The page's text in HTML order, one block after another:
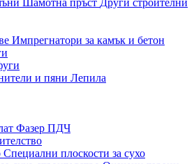
Шамотна пръст Други строителни
Импрегнатори за камък и бетон
и пяни Лепила
Фазер ПДЧ
Специални плоскости за сухо